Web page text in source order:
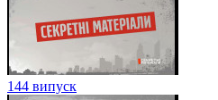
144 випуск